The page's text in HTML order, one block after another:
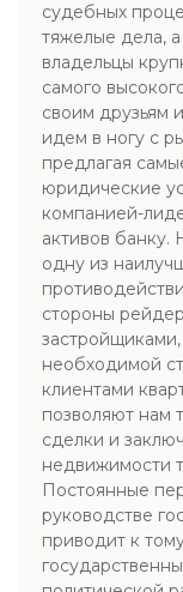
судебных
тяжелые дела,
владельцы
самого
своим друзьям
идем в ногу с
предлагая
юридические
компанией-
активов
одну из
стороны
необходимой
клиентами
позволяют нам
сделки и
недвижимости
Постоянные
руководстве
приводит к